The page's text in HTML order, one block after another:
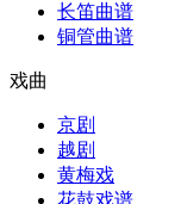
长笛曲谱
铜管曲谱
戏曲
京剧
越剧
黄梅戏
花鼓戏谱